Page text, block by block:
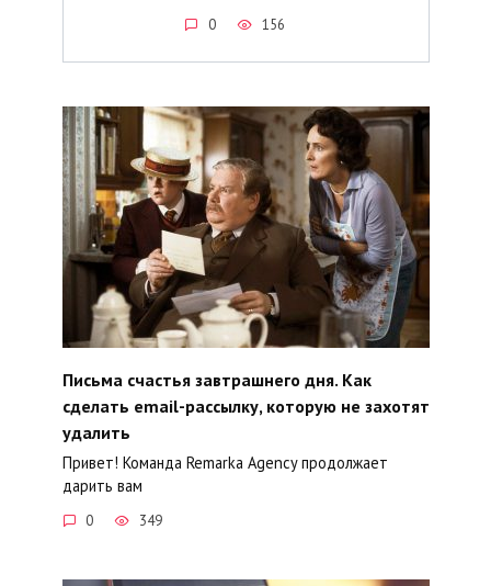
0 156
Письма счастья завтрашнего дня. Как
сделать email-рассылку, которую не захотят
удалить
Привет! Команда Remarka Agency продолжает
дарить вам
0 349